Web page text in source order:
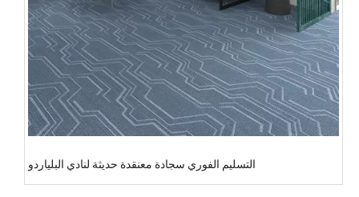
التسليم الفوري سجادة معنقدة حديثة لنادي البلياردو